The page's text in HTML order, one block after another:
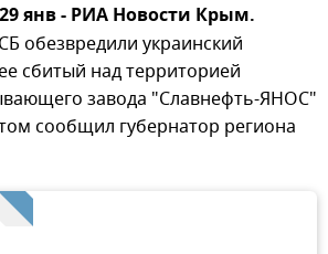
янв - РИА Новости Крым.
обезвредили украинский
сбитый над территорией
завода "Славнефть-ЯНОС"
сообщил губернатор региона